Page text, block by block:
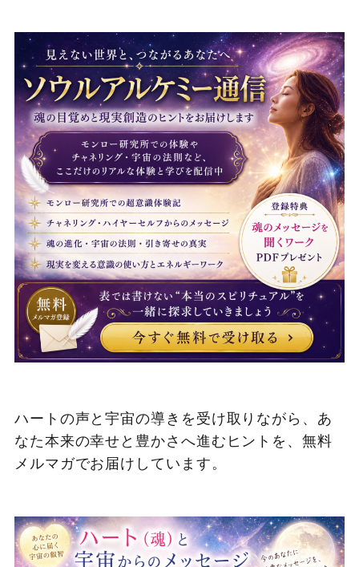
ハートの声と宇宙の導きを受け取りながら、あ
なた本来の幸せと豊かさへ進むヒントを、無料
メルマガでお届けしています。